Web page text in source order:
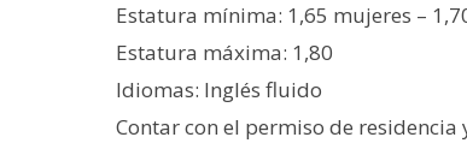
Estatura mínima: 1,65 mujeres –
Estatura máxima: 1,80
Idiomas: Inglés fluido
Contar con el permiso de residencia